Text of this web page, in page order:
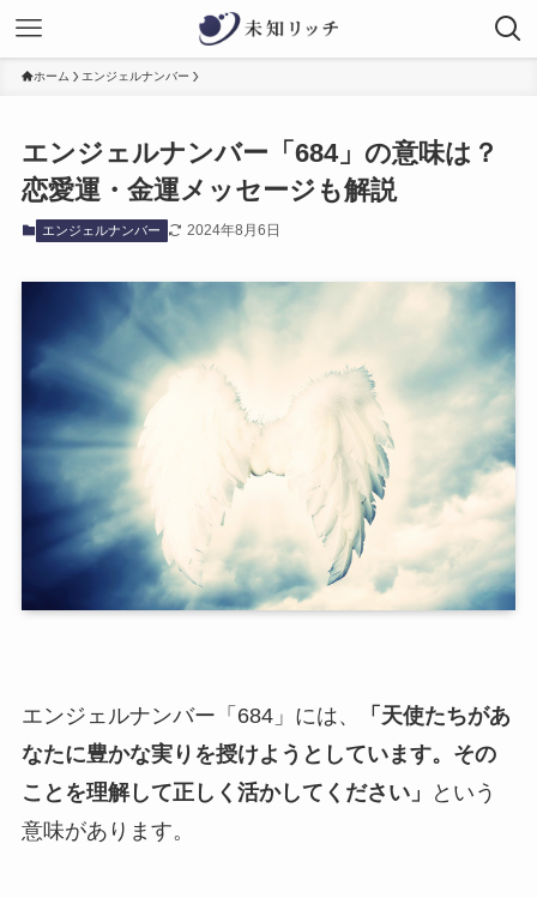
ホーム エンジェルナンバー
エンジェルナンバー「684」の意味は？
恋愛運・金運メッセージも解説
エンジェルナンバー 2024年8月6日
エンジェルナンバー「684」には、
「天使たちがあ
なたに豊かな実りを授けようとしています。その
ことを理解して正しく活かしてください」
という
意味があります。